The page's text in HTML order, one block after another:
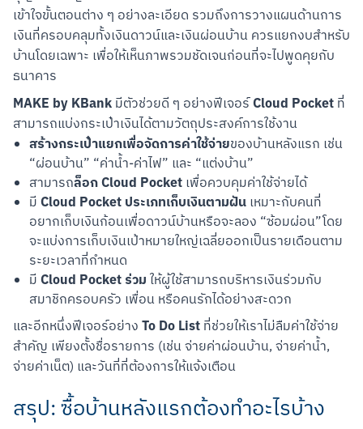
เข้าใจขั้นตอนต่าง ๆ อย่างละเอียด รวมถึงการวางแผนด้านการ
เงินที่ครอบคลุมทั้งเงินดาวน์และเงินผ่อนบ้าน ควรแยกงบสำหรับ
บ้านโดยเฉพาะ เพื่อให้เห็นภาพรวมชัดเจนก่อนที่จะไปพูดคุยกับ
ธนาคาร
MAKE by KBank มีตัวช่วยดี ๆ อย่างฟีเจอร์ Cloud Pocket ที่
สามารถแบ่งกระเป๋าเงินได้ตามวัตถุประสงค์การใช้งาน
สร้างกระเป๋าแยกเพื่อจัดการค่าใช้จ่ายของบ้านหลังแรก เช่น
“ผ่อนบ้าน” “ค่าน้ำ-ค่าไฟ” และ “แต่งบ้าน”
สามารถล็อก Cloud Pocketเพื่อควบคุมค่าใช้จ่ายได้
มีCloud Pocket ประเภทเก็บเงินตามฝันเหมาะกับคนที่
อยากเก็บเงินก้อนเพื่อดาวน์บ้านหรือจะลอง “ซ้อมผ่อน”โดย
จะแบ่งการเก็บเงินเป้าหมายใหญ่เฉลี่ยออกเป็นรายเดือนตาม
ระยะเวลาที่กำหนด
มีCloud Pocket ร่วมให้ผู้ใช้สามารถบริหารเงินร่วมกับ
สมาชิกครอบครัว เพื่อน หรือคนรักได้อย่างสะดวก
และอีกหนึ่งฟีเจอร์อย่าง To Do List ที่ช่วยให้เราไม่ลืมค่าใช้จ่าย
สำคัญ เพียงตั้งชื่อรายการ (เช่น จ่ายค่าผ่อนบ้าน, จ่ายค่าน้ำ,
จ่ายค่าเน็ต) และวันที่ที่ต้องการให้แจ้งเตือน
สรุป: ซื้อบ้านหลังแรกต้องทำอะไรบ้าง